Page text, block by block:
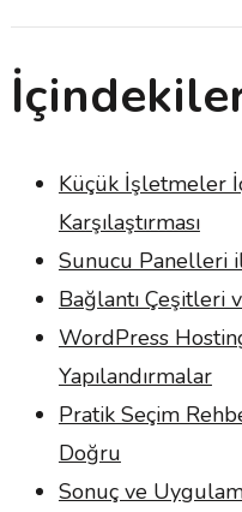
Küçük İşletmeler
Karşılaştırması
Sunucu Panelleri
Bağlantı Çeşitleri
WordPress
Yapılandırmalar
Pratik Seçim
Doğru
Sonuç ve